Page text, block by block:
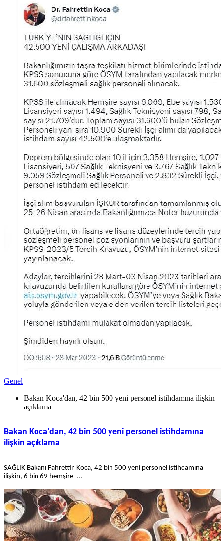
Genel
Bakan Koca'dan, 42 bin 500 yeni personel istihdamına ilişkin
açıklama
Bakan Koca'dan, 42 bin 500 yeni personel istihdamına
ilişkin açıklama
SAĞLIK Bakanı Fahrettin Koca, 42 bin 500 yeni personel istihdamına
ilişkin, 6 bin 69 hemşire, ...